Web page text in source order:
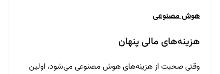
هوش مصنوعی
هزینه‌های مالی پنهان
وقتی صحبت از هزینه‌های هوش مصنوعی می‌شود، اولین